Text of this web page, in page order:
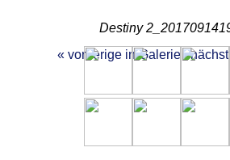
Destiny
« vorherige in Galerie